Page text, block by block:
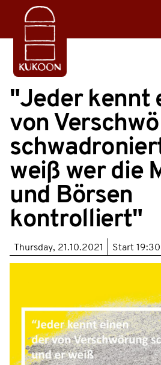
"Jeder kennt
von
weiß wer die
und Börsen
kontrolliert"
Thursday, 21.10.2021 Start 19:30